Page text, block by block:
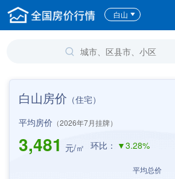
白山
白山房价 （住宅）
平均房价 （2026年7月挂牌）
3,481 元/㎡ 环比： ▼3.28%
平均总价